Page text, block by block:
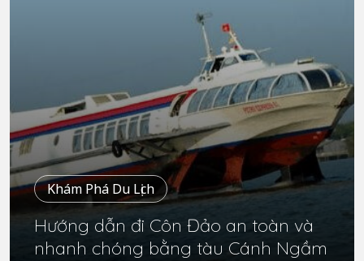
Khám Phá Du Lịch
Hướng dẫn đi Côn Đảo an toàn và
nhanh chóng bằng tàu Cánh Ngầm